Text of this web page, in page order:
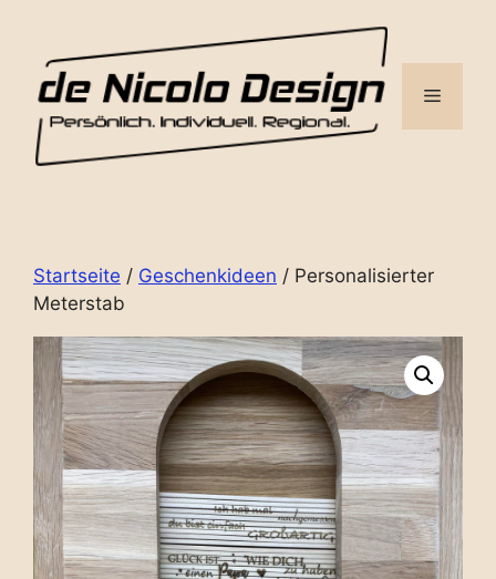
springen
Menü
Startseite / Geschenkideen / Personalisierter
Meterstab